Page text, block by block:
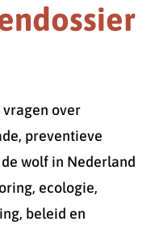
over
preventieve
wolf in Nederland
ecologie,
beleid en